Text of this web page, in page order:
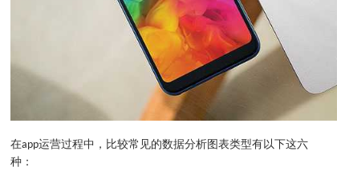
在app运营过程中，比较常见的数据分析图表类型有以下这六
种：